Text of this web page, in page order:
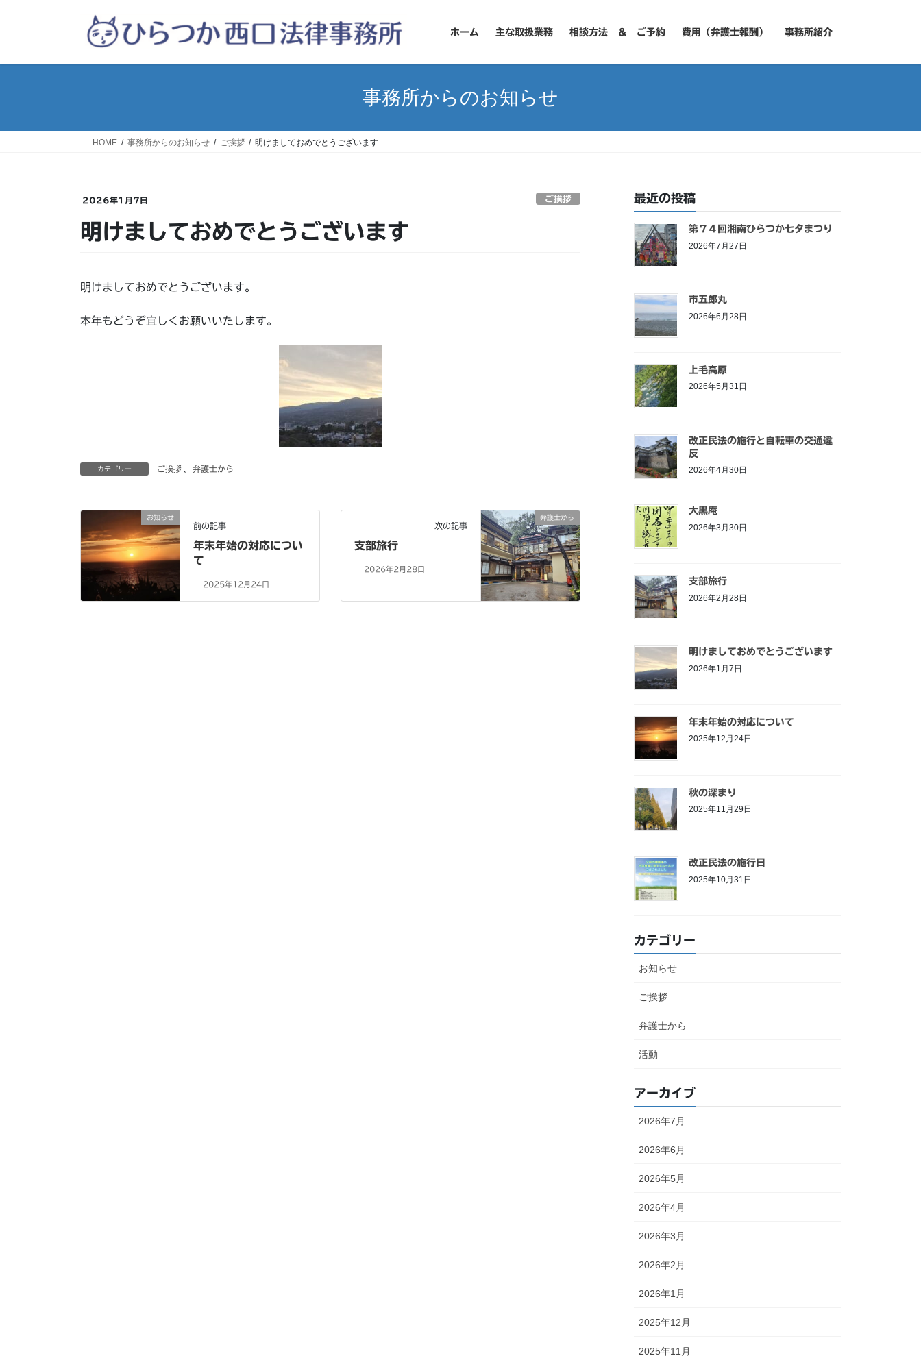
ホーム 主な取扱業務 相談方法 ＆ ご予約 費用（弁護士報酬） 事務所紹介
事務所からのお知らせ
HOME 事務所からのお知らせ ご挨拶 明けましておめでとうございます
2026年1月7日 ご挨拶
明けましておめでとうございます
明けましておめでとうございます。
本年もどうぞ宜しくお願いいたします。
カテゴリー ご挨拶 、 弁護士から
お知らせ
前の記事
年末年始の対応につい
て
2025年12月24日
弁護士から
次の記事
支部旅行
2026年2月28日
最近の投稿
第７４回湘南ひらつか七夕まつり
2026年7月27日
市五郎丸
2026年6月28日
上毛高原
2026年5月31日
改正民法の施行と自転車の交通違
反
2026年4月30日
大黒庵
2026年3月30日
支部旅行
2026年2月28日
明けましておめでとうございます
2026年1月7日
年末年始の対応について
2025年12月24日
秋の深まり
2025年11月29日
改正民法の施行日
2025年10月31日
カテゴリー
お知らせ
ご挨拶
弁護士から
活動
アーカイブ
2026年7月
2026年6月
2026年5月
2026年4月
2026年3月
2026年2月
2026年1月
2025年12月
2025年11月